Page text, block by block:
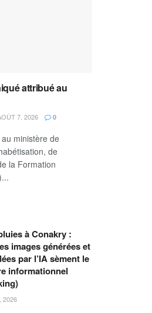
attribué au
7, 2026 0
ministère de
de
la Formation
à Conakry :
images générées et
par l’IA sèment le
informationnel
2026